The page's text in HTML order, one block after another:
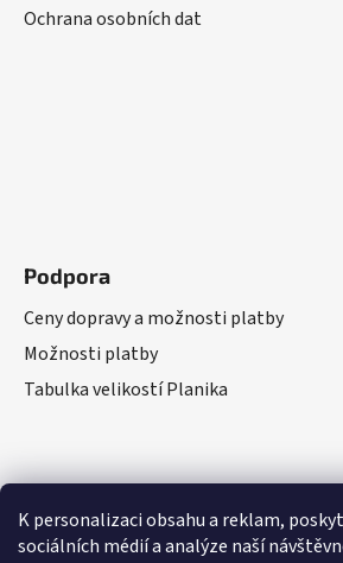
K personalizaci obsahu a reklam,
sociálních médií a analýze naší
Ochrana osobních dat
Podpora
Ceny dopravy a možnosti platby
Možnosti platby
Tabulka velikostí Planika